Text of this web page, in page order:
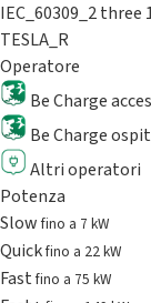
IEC_60309_2 three
TESLA_R
Operatore
Be Charge
Be Charge
Altri operatori
Potenza
Slowfino a 7 kW
Quickfino a 22 kW
Fastfino a 75 kW